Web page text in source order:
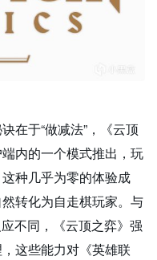
在于“做减法”，《云顶
内的一个模式推出，玩
种几乎为零的体验成
转化为自走棋玩家。与
不同，《云顶之弈》强
这些能力对《英雄联